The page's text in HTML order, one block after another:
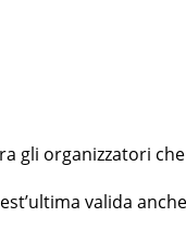
gli organizzatori
valida